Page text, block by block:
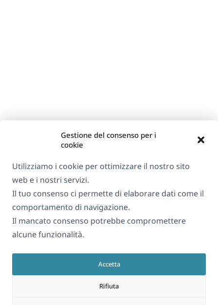
Gestione del consenso per i
cookie
Utilizziamo i cookie per ottimizzare il nostro sito
web e i nostri servizi.
Il tuo consenso ci permette di elaborare dati come il
comportamento di navigazione.
Il mancato consenso potrebbe compromettere
alcune funzionalità.
Accetta
Rifiuta